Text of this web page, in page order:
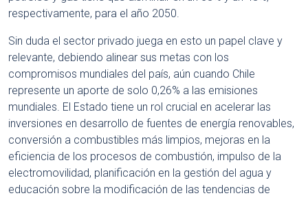
respectivamente, para el año 2050.
Sin duda el sector privado juega en esto un papel clave y
relevante, debiendo alinear sus metas con los
compromisos mundiales del país, aún cuando Chile
represente un aporte de solo 0,26% a las emisiones
mundiales. El Estado tiene un rol crucial en acelerar las
inversiones en desarrollo de fuentes de energía renovables,
conversión a combustibles más limpios, mejoras en la
eficiencia de los procesos de combustión, impulso de la
electromovilidad, planificación en la gestión del agua y
educación sobre la modificación de las tendencias de